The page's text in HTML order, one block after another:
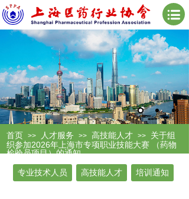
首页 >> 人才服务 >> 高技能人才 >>
关于组
织参加2026年上海市专项职业技能大赛 （药物
检验员项目）的通知
专业技术人员 高技能人才 培训通知